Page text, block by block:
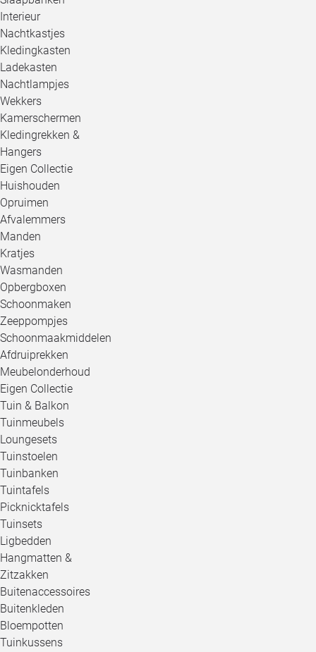
Interieur
Nachtkastjes
Kledingkasten
Ladekasten
Nachtlampjes
Wekkers
Kamerschermen
Kledingrekken &
Hangers
Eigen Collectie
Huishouden
Opruimen
Afvalemmers
Manden
Kratjes
Wasmanden
Opbergboxen
Schoonmaken
Zeeppompjes
Schoonmaakmiddelen
Afdruiprekken
Meubelonderhoud
Eigen Collectie
Tuin & Balkon
Tuinmeubels
Loungesets
Tuinstoelen
Tuinbanken
Tuintafels
Picknicktafels
Tuinsets
Ligbedden
Hangmatten &
Zitzakken
Buitenaccessoires
Buitenkleden
Bloempotten
Tuinkussens